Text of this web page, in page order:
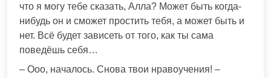
что я могу тебе сказать, Алла? Может быть когда-
нибудь он и сможет простить тебя, а может быть и
нет. Всё будет зависеть от того, как ты сама
поведёшь себя…
– Ооо, началось. Снова твои нравоучения! –